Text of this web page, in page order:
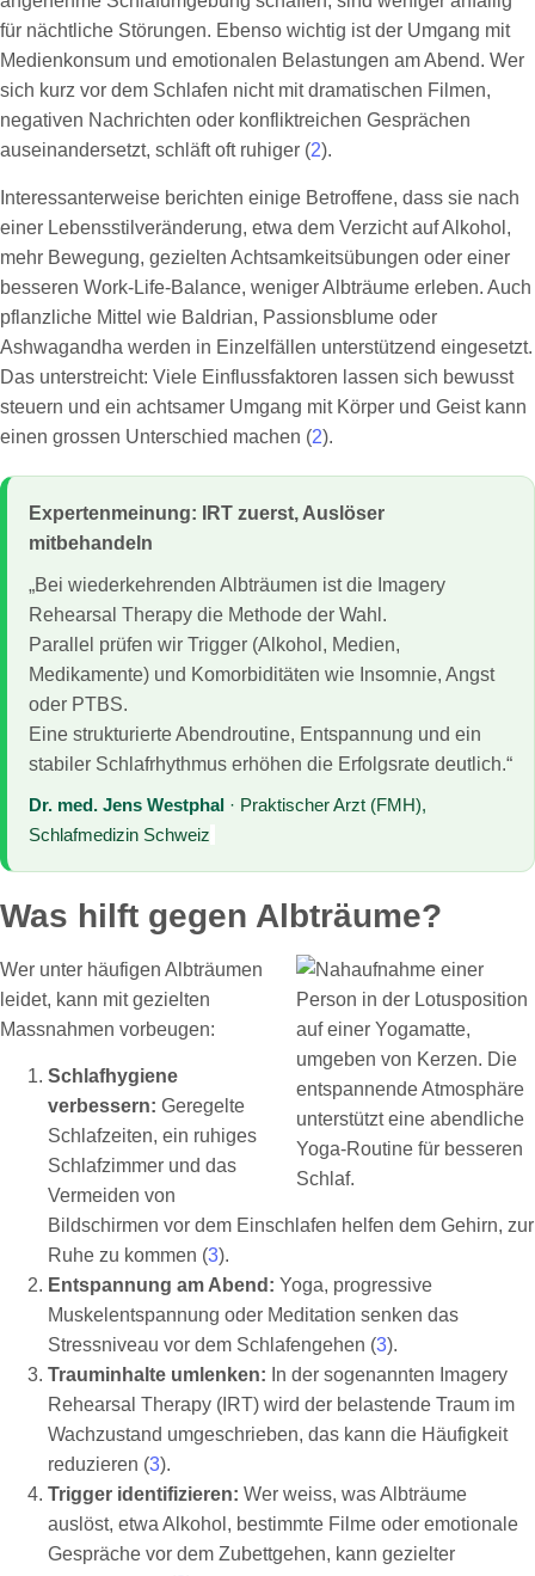
für nächtliche Störungen. Ebenso wichtig ist der Umgang mit
Medienkonsum und emotionalen Belastungen am Abend. Wer
sich kurz vor dem Schlafen nicht mit dramatischen Filmen,
negativen Nachrichten oder konfliktreichen Gesprächen
auseinandersetzt, schläft oft ruhiger (2).
Interessanterweise berichten einige Betroffene, dass sie nach
einer Lebensstilveränderung, etwa dem Verzicht auf Alkohol,
mehr Bewegung, gezielten Achtsamkeitsübungen oder einer
besseren Work-Life-Balance, weniger Albträume erleben. Auch
pflanzliche Mittel wie Baldrian, Passionsblume oder
Ashwagandha werden in Einzelfällen unterstützend eingesetzt.
Das unterstreicht: Viele Einflussfaktoren lassen sich bewusst
steuern und ein achtsamer Umgang mit Körper und Geist kann
einen grossen Unterschied machen (2).
Expertenmeinung: IRT zuerst, Auslöser
mitbehandeln
„Bei wiederkehrenden Albträumen ist die Imagery
Rehearsal Therapy die Methode der Wahl.
Parallel prüfen wir Trigger (Alkohol, Medien,
Medikamente) und Komorbiditäten wie Insomnie, Angst
oder PTBS.
Eine strukturierte Abendroutine, Entspannung und ein
stabiler Schlafrhythmus erhöhen die Erfolgsrate deutlich.“
Dr. med. Jens Westphal · Praktischer Arzt (FMH),
Schlafmedizin Schweiz
Was hilft gegen Albträume?
Wer unter häufigen Albträumen
leidet, kann mit gezielten
Massnahmen vorbeugen:
Schlafhygiene
verbessern: Geregelte
Schlafzeiten, ein ruhiges
Schlafzimmer und das
Vermeiden von
Bildschirmen vor dem Einschlafen helfen dem Gehirn, zur
Ruhe zu kommen (3).
Entspannung am Abend: Yoga, progressive
Muskelentspannung oder Meditation senken das
Stressniveau vor dem Schlafengehen (3).
Trauminhalte umlenken: In der sogenannten Imagery
Rehearsal Therapy (IRT) wird der belastende Traum im
Wachzustand umgeschrieben, das kann die Häufigkeit
reduzieren (3).
Trigger identifizieren: Wer weiss, was Albträume
auslöst, etwa Alkohol, bestimmte Filme oder emotionale
Gespräche vor dem Zubettgehen, kann gezielter